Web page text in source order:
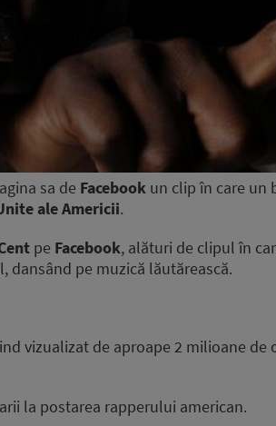
sa de Facebook un clip în care un
ale Americii.
pe Facebook, alături de clipul în
pe muzică lăutărească.
vizualizat de aproape 2 milioane de
la postarea rapperului american.